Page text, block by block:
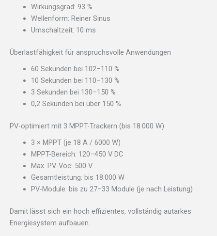
Wirkungsgrad: 93 %
Wellenform: Reiner Sinus
Umschaltzeit: 10 ms
Überlastfähigkeit für anspruchsvolle Anwendungen
60 Sekunden bei 102–110 %
10 Sekunden bei 110–130 %
3 Sekunden bei 130–150 %
0,2 Sekunden bei über 150 %
PV-optimiert mit 3 MPPT-Trackern (bis 18.000 W)
3 × MPPT (je 18 A / 6000 W)
MPPT-Bereich: 120–450 V DC
Max. PV-Voc: 500 V
Gesamtleistung: bis 18.000 W
PV-Module: bis zu 27–33 Module (je nach Leistung)
Damit lässt sich ein hoch effizientes, vollständig autarkes
Energiesystem aufbauen.